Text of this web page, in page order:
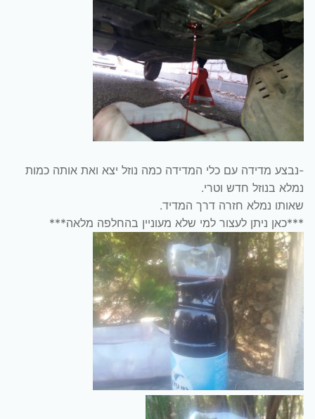
-נבצע מדידה עם כלי המדידה כמה נוזל יצא ואת אותה כמות
נמלא בנוזל חדש וטרי.
שאותו נמלא חזרה דרך המדיד.
***כאן ניתן לעצור למי שלא מעוניין בהחלפה מלאה***